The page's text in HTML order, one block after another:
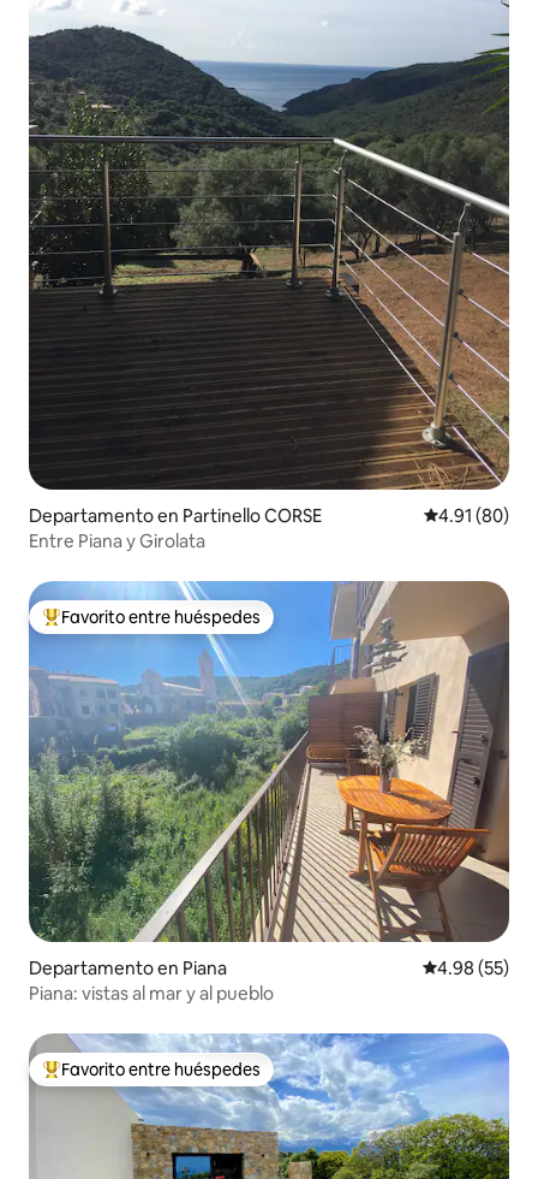
Departamento en Partinello CORSE Calificación
4.91 (80)
Entre Piana y Girolata
De los mejores en Favorito entre huéspedes
Favorito entre huéspedes
Departamento en Piana Calificación
4.98 (55)
Piana: vistas al mar y al pueblo
De los mejores en Favorito entre huéspedes
Favorito entre huéspedes